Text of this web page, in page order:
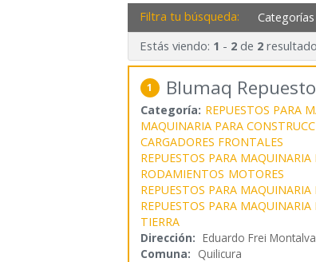
Filtra tu búsqueda: Categorías
Estás viendo: 1 - 2de 2
1 Blumaq
Categoría: REPUESTOS PARA
MAQUINARIA PARA
CARGADORES FRONTALES
REPUESTOS PARA
RODAMIENTOS MOTORES
REPUESTOS PARA
REPUESTOS PARA
TIERRA
Dirección: Eduardo Frei
Comuna: Quilicura